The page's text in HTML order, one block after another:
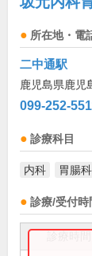
所在地・電
二中通駅
鹿児島県鹿児
099-252-
診療科目
内科 胃腸科
診療/受付時